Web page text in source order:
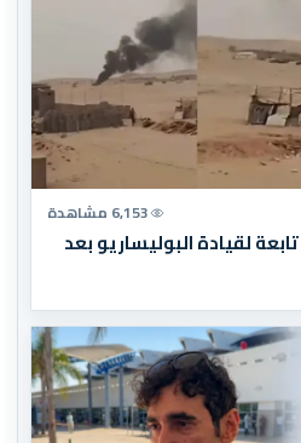
6,153 مشاهدة
لقيادة البوليساريو بعد